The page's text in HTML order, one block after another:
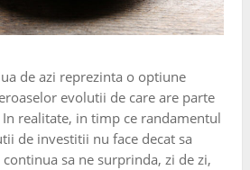
de azi reprezinta o optiune
evolutii de care are parte
realitate, in timp ce randamentul
de investitii nu face decat sa
sa ne surprinda, zi de zi,